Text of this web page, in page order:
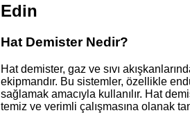
Edin
Hat Demister Nedir?
Hat demister, gaz ve sıvı
ekipmandır. Bu sistemler, özellikle
sağlamak amacıyla kullanılır. Hat
temiz ve verimli çalışmasına olanak